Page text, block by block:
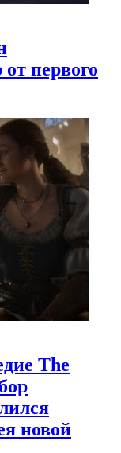
первого
The
новой